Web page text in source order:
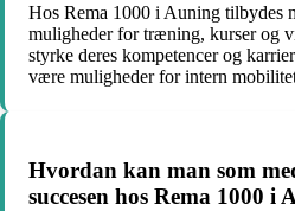
Hos Rema 1000 i Auning tilbydes
muligheder for træning, kurser og
styrke deres kompetencer og
være muligheder for intern
Hvordan kan man som
succesen hos Rema 1000 i